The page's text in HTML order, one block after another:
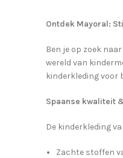
Ontdek Mayoral:
Ben je op zoek
wereld van
kinderkleding voor
Spaanse kwaliteit
De kinderkleding
Zachte stoffen